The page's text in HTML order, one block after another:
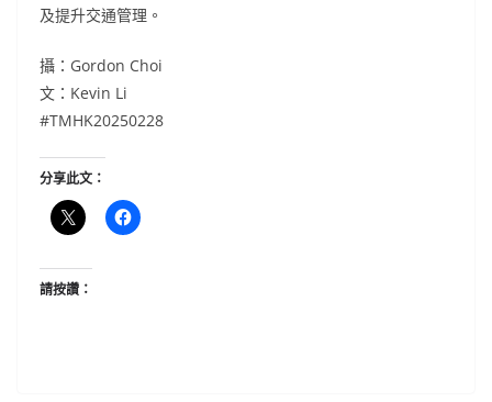
及提升交通管理。
攝：Gordon Choi
文：Kevin Li
#TMHK20250228
分享此文：
請按讚：